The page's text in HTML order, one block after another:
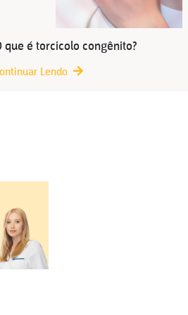
que é torcicolo congênito?
Lendo